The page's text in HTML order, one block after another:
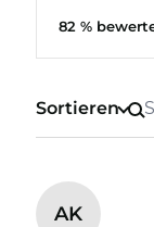
82 %
Sortieren
AK